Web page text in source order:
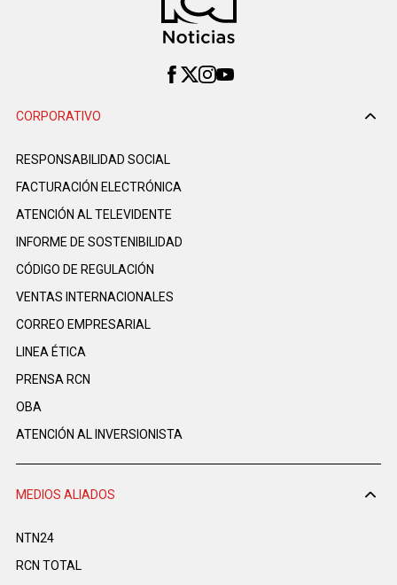
CORPORATIVO
RESPONSABILIDAD SOCIAL
FACTURACIÓN ELECTRÓNICA
ATENCIÓN AL TELEVIDENTE
INFORME DE SOSTENIBILIDAD
CÓDIGO DE REGULACIÓN
VENTAS INTERNACIONALES
CORREO EMPRESARIAL
LINEA ÉTICA
PRENSA RCN
OBA
ATENCIÓN AL INVERSIONISTA
MEDIOS ALIADOS
NTN24
RCN TOTAL